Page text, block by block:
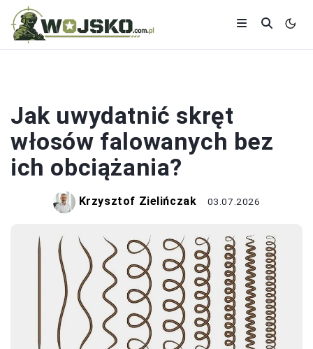
Jak uwydatnić skręt
włosów falowanych bez
ich obciążania?
Krzysztof Zielińczak 03.07.2026